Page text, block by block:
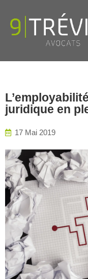
juridique en
17 Mai 2019